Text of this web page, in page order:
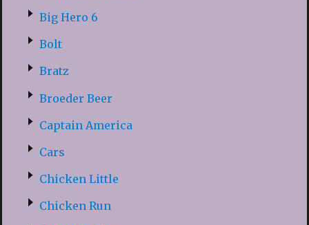
Big Hero 6
Bolt
Bratz
Broeder Beer
Captain America
Cars
Chicken Little
Chicken Run